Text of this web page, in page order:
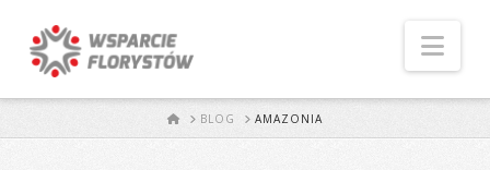
STARTBLOG AMAZONIA